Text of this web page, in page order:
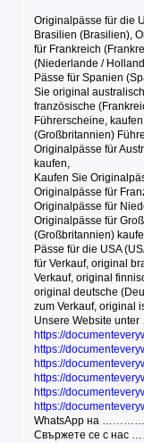
Originalpässe für die
Brasilien (Brasilien),
für Frankreich
(Niederlande /
Pässe für Spanien
Sie original
französische
Führerscheine,
(Großbritannien)
Originalpässe für
kaufen,
Kaufen Sie
Originalpässe für
Originalpässe für
Originalpässe für
(Großbritannien)
Pässe für die USA
für Verkauf, original
Verkauf, original
original deutsche
zum Verkauf, original
Unsere Website
https://
https://
https://
https://
https://
https://
WhatsApp на …………
Свържете се с нас